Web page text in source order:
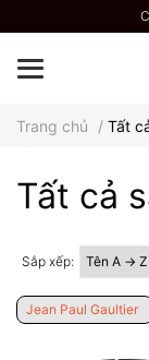
Trang chủ / Tất
Tất cả
Sắp xếp:
Jean Paul Gaultier